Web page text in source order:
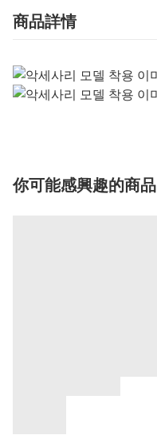
商品詳情
你可能感興趣的商品